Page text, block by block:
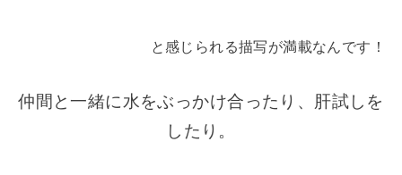
と感じられる描写が満載なんです！
仲間と一緒に水をぶっかけ合ったり、肝試しを
したり。